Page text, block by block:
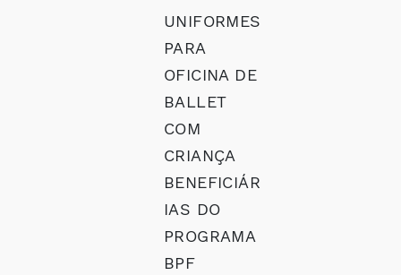
UNIFORMES
PARA
OFICINA DE
BALLET
COM
CRIANÇA
BENEFICIÁR
IAS DO
PROGRAMA
BPF